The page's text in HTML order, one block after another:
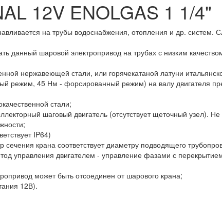
12V ENOLGAS 1 1/4"
на трубы водоснабжения, отопления и др. систем.
данный шаровой электропривод на трубах с низким
нержавеющей стали, или горячекатаной латуни
режим, 45 Нм - форсированный режим) на валу двигателя
стали;
шаговый двигатель (отсутствует щеточный
IP64)
крана соответствует диаметру подводящего
управления двигателем - управление фазами с
может быть отсоединен от шарового крана;
12В).